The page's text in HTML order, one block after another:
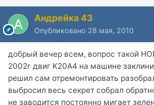
Андрейка 43
Опубликовано 28 мая, 2010
добрый вечер всем, вопрос такой
2002г двиг K20A4 на машине
решил сам отремонтировать
выбросил весь секрет собрал
не заводится постоянно мигает